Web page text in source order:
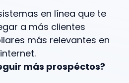
en línea que te
a más clientes
más relevantes en
internet.
más prospéctos?